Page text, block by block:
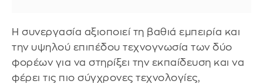
Η συνεργασία αξιοποιεί τη βαθιά εμπειρία και
την υψηλού επιπέδου τεχνογνωσία των δύο
φορέων για να στηρίξει την εκπαίδευση και να
φέρει τις πιο σύγχρονες τεχνολογίες,